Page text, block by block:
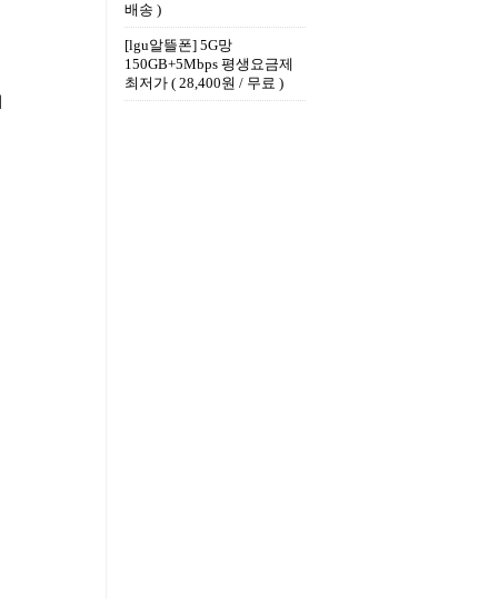
배송 )
[lgu알뜰폰] 5G망
150GB+5Mbps 평생요금제
최저가 ( 28,400원 / 무료 )